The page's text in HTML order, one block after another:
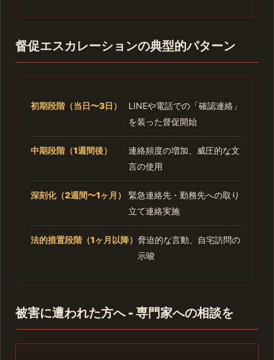
督促エスカレーションの典型的パターン
初期段階（当日〜3日）
LINEや電話での「確認連絡」
を装った督促開始
中期段階（1週間後）
連絡頻度の増加、威圧的な文
言の使用
深刻化（2週間〜1ヶ月）
緊急連絡先・勤務先への取り
立て連絡実施
法的措置段階（1ヶ月以降） 脅迫的な言動、自宅訪問の
示唆
被害に遭われた方へ - 専門家への相談を